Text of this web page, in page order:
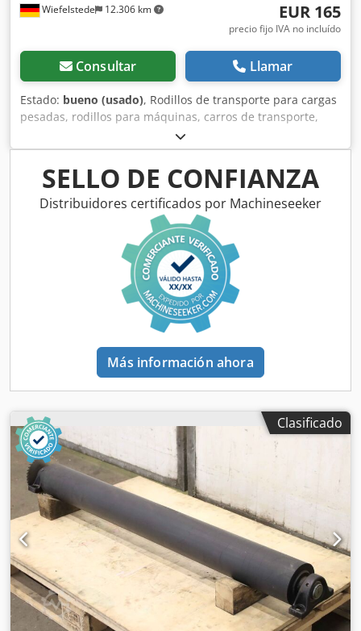
Wiefelstede 12.306 km EUR 165
precio fijo IVA no incluído
Consultar Llamar
Estado: bueno (usado), Rodillos de transporte para cargas
pesadas, rodillos para máquinas, carros de transporte,
carros para cargas pesadas, rodillos tipo tanque, rodillos
de transporte para máquinas - Rodillo de transporte para
máquinas: Rodillo tipo tanque Cargo Trolley modelo CT-8 -
Capacidad de carga: 12.000 kg - Rodillos: 8 uds. rodillos de
poliuretano - Cantidad: 4 carros de transporte disponibles
- Precio: por unidad - Dimensiones: 480/200/Alto100 mm
Dcsdpfxjw Skpxe Apiok - Peso: 25 kg/unidad
SELLO DE CONFIANZA
Distribuidores certificados por Machineseeker
Más información ahora
Clasificado